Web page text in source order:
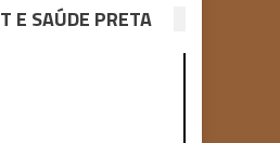
E SAÚDE PRETA